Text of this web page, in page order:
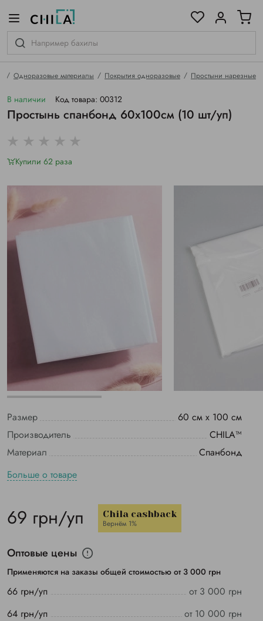
Одноразовые материалы Покрытия одноразовые Простыни нарезные
В наличии Код товара: 00312
Простынь спанбонд 60х100см (10 шт/уп)
Купили 62 раза
Размер
60 см х 100 см
Производитель
CHILA™
Материал
Спанбонд
Больше о товаре
69 грн/уп Chila cashback
Вернём 1%
Оптовые цены
Применяются на заказы общей стоимостью от 3 000 грн
66 грн/уп
от 3 000 грн
64 грн/уп
от 10 000 грн
гамме